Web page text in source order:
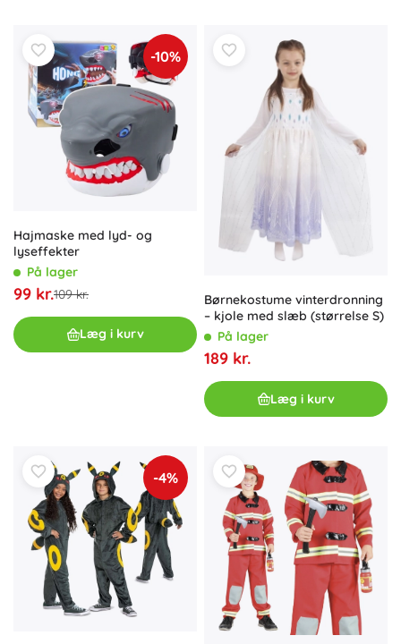
-10%
Hajmaske med lyd- og
lyseffekter
På lager
99 kr.109 kr.
Læg i kurv
Børnekostume vinterdronning
– kjole med slæb (størrelse S)
På lager
189 kr.
Læg i kurv
-4%